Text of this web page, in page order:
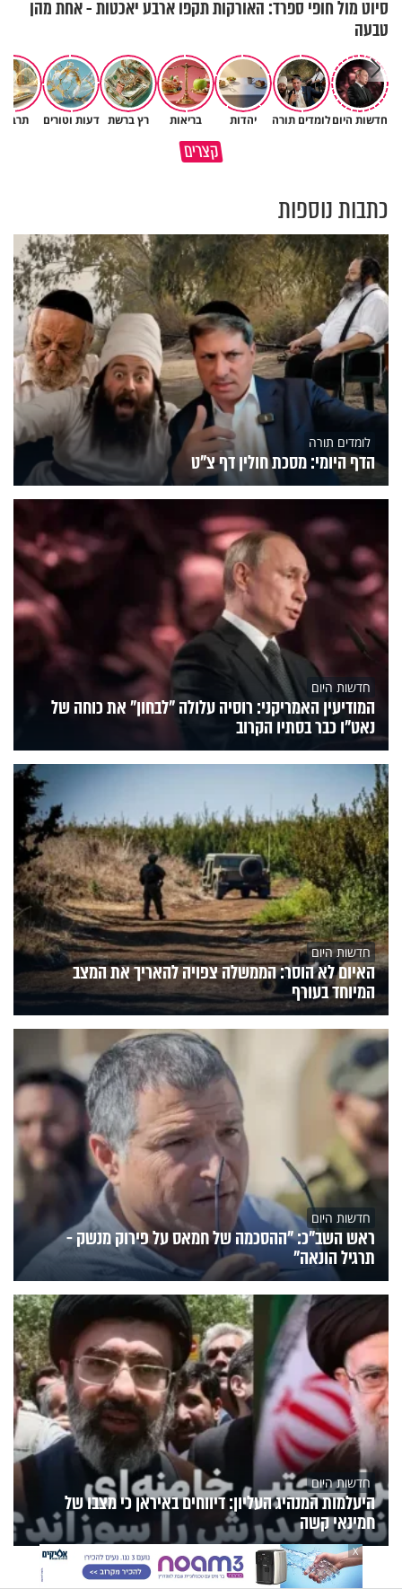
סיוט מול חופי ספרד: האורקות תקפו ארבע יאכטות - אחת מהן
טבעה
חדשות היוםלומדים תורה יהדות בריאות רץ ברשת דעות וטורים
קצריםמדוע האמונה נמשלה למלח?
גם ׳הרע׳ זה הרחמים של בורא
כתבות נוספות
לומדים תורה
הדף היומי: מסכת חולין דף צ"ט
חדשות היום
המודיעין האמריקני: רוסיה עלולה "לבחון" את כוחה של
נאט"ו כבר בסתיו הקרוב
חדשות היום
האיום לא הוסר: הממשלה צפויה להאריך את המצב
המיוחד בעורף
חדשות היום
ראש השב"כ: "ההסכמה של חמאס על פירוק מנשק -
תרגיל הונאה"
חדשות היום
היעלמות המנהיג העליון: דיווחים באיראן כי מצבו של
חמינאי קשה
הנצפיםפעילות הידברותתוכניות הערוץ
X